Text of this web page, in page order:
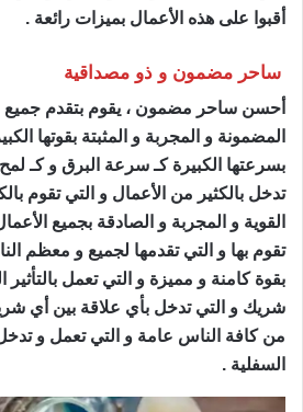
أقبوا على هذه الأعمال بميزات رائعة .
ساحر مضمون و ذو مصداقية
أحسن ساحر مضمون ، يقوم بتقدم جميع و
المضمونة و المجربة و المثبتة بقوتها
بسرعتها الكبيرة كـ سرعة البرق و كـ
تدخل بالكثير من الأعمال و التي تقوم
القوية و المجربة و الصادقة بجميع
تقوم بها و التي تقدمها لجميع و معظم
بقوة كامنة و مميزة و التي تعمل
شريك و التي تدخل بأي علاقة بين أي
من كافة الناس عامة و التي تعمل و تدخل
السفلية .